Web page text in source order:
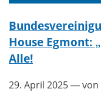
House Egmont:
Alle!
29. April 2025— von